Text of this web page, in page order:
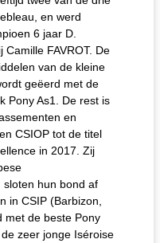
en werd
6 jaar D.
FAVROT. De
van de kleine
geëerd met de
Pony As1. De rest is
en
CSIOP tot de titel
in 2017. Zij
sloten hun bond af
in CSIP (Barbizon,
met de beste Pony
zeer jonge Iséroise